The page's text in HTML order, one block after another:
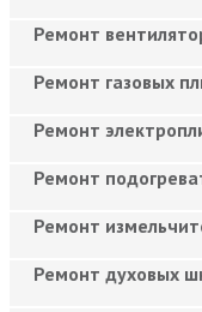
Ремонт
Ремонт газовых
Ремонт
Ремонт
Ремонт
Ремонт духовых